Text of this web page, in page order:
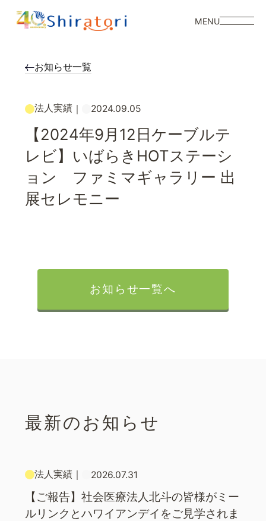
MENU
お知らせ一覧
法人実績｜ 2024.09.05
【2024年9月12日ケーブルテ
レビ】いばらきHOTステーシ
ョン ファミマギャラリー 出
展セレモニー
お知らせ一覧へ
最新のお知らせ
法人実績｜ 2026.07.31
【ご報告】社会医療法人北斗の皆様がミー
ルリンクとハワイアンデイをご見学されま